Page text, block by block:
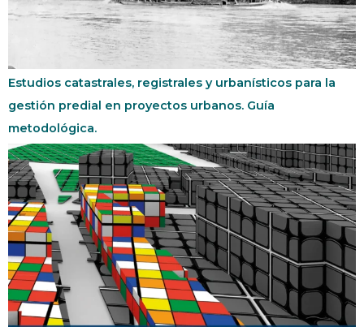
Estudios catastrales, registrales y urbanísticos para la
gestión predial en proyectos urbanos. Guía
metodológica.